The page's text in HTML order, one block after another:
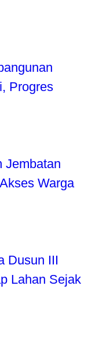
Progres
Jembatan
Warga
Dusun III
Lahan Sejak